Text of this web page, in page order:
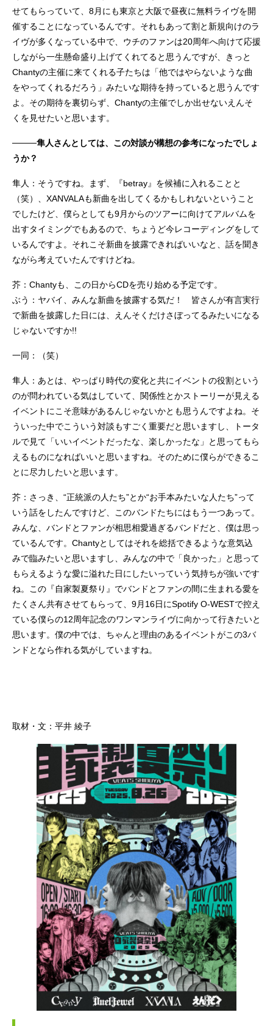
せてもらっていて、8月にも東京と大阪で昼夜に無料ライヴを開
催することになっているんです。それもあって割と新規向けのラ
イヴが多くなっている中で、ウチのファンは20周年へ向けて応援
しながら一生懸命盛り上げてくれてると思うんですが、きっと
Chantyの主催に来てくれる子たちは「他ではやらないような曲
をやってくれるだろう」みたいな期待を持っていると思うんです
よ。その期待を裏切らず、Chantyの主催でしか出せないえんそ
くを見せたいと思います。
────隼人さんとしては、この対談が構想の参考になったでしょ
うか？
隼人：そうですね。まず、『betray』を候補に入れることと
（笑）、XANVALAも新曲を出してくるかもしれないということ
でしたけど、僕らとしても9月からのツアーに向けてアルバムを
出すタイミングでもあるので、ちょうど今レコーディングをして
いるんですよ。それこそ新曲を披露できればいいなと、話を聞き
ながら考えていたんですけどね。
芥：Chantyも、この日からCDを売り始める予定です。
ぶう：ヤバイ、みんな新曲を披露する気だ！ 皆さんが有言実行
で新曲を披露した日には、えんそくだけさぼってるみたいになる
じゃないですか!!
一同：（笑）
隼人：あとは、やっぱり時代の変化と共にイベントの役割という
のが問われている気はしていて、関係性とかストーリーが見える
イベントにこそ意味があるんじゃないかとも思うんですよね。そ
ういった中でこういう対談もすごく重要だと思いますし、トータ
ルで見て「いいイベントだったな、楽しかったな」と思ってもら
えるものになればいいと思いますね。そのために僕らができるこ
とに尽力したいと思います。
芥：さっき、“正統派の人たち”とか“お手本みたいな人たち”って
いう話をしたんですけど、このバンドたちにはもう一つあって。
みんな、バンドとファンが相思相愛過ぎるバンドだと、僕は思っ
ているんです。Chantyとしてはそれを総括できるような意気込
みで臨みたいと思いますし、みんなの中で「良かった」と思って
もらえるような愛に溢れた日にしたいっていう気持ちが強いです
ね。この『自家製夏祭り』でバンドとファンの間に生まれる愛を
たくさん共有させてもらって、9月16日にSpotify O-WESTで控え
ている僕らの12周年記念のワンマンライヴに向かって行きたいと
思います。僕の中では、ちゃんと理由のあるイベントがこの3バ
ンドとなら作れる気がしていますね。
取材・文：平井 綾子